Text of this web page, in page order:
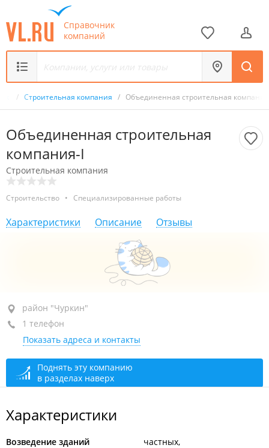
Справочник
компаний
/ Строительная компания / Объединенная строительная
Объединенная строительная
компания-I
Строительная компания
Строительство • Специализированные работы
Характеристики Описание Отзывы
район "Чуркин", ул. Героев-Тихоокеанцев, 5А
оф. 213
+7 (423) 239-28-38
открыто: 09:00–18:00, перерыв: 12:30–13:30
район "Чуркин"
1 телефон
Показать адреса и контакты
Поднять эту компанию
в разделах наверх
Характеристики
Возведение зданий
частных